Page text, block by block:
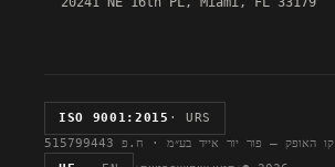
ISO 9001:2015 · URS
קו האופק — פור יור אייד בע״מ · ח.פ 515799443